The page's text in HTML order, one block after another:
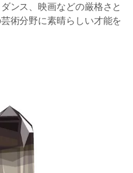
ンス、映画などの厳格さと
術分野に素晴らしい才能を